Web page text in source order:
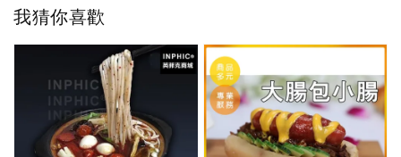
我猜你喜歡